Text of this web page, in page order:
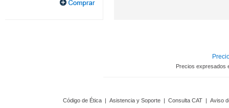
Precios expresados
Código de Ética | Asistencia y Soporte | Consulta CAT | Aviso